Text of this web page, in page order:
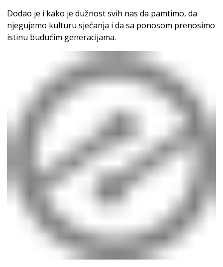
Dodao je i kako je dužnost svih nas da pamtimo, da
njegujemo kulturu sjećanja i da sa ponosom prenosimo
istinu budućim generacijama.